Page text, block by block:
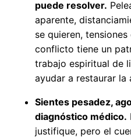
puede resolver.
aparente,
se quieren,
conflicto tiene un
trabajo espiritual de
ayudar a restaurar la
Sientes pesadez,
diagnóstico médico.
justifique, pero el